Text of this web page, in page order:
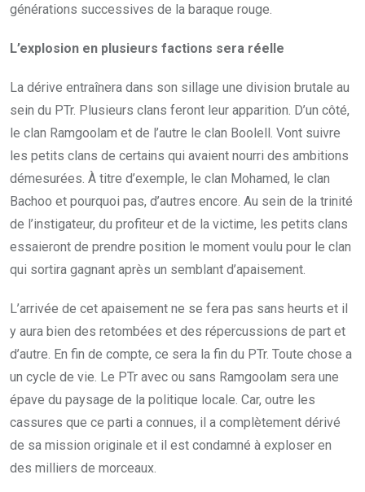
générations successives de la baraque rouge.
L’explosion en plusieurs factions sera réelle
La dérive entraînera dans son sillage une division brutale au
sein du PTr. Plusieurs clans feront leur apparition. D’un côté,
le clan Ramgoolam et de l’autre le clan Boolell. Vont suivre
les petits clans de certains qui avaient nourri des ambitions
démesurées. À titre d’exemple, le clan Mohamed, le clan
Bachoo et pourquoi pas, d’autres encore. Au sein de la trinité
de l’instigateur, du profiteur et de la victime, les petits clans
essaieront de prendre position le moment voulu pour le clan
qui sortira gagnant après un semblant d’apaisement.
L’arrivée de cet apaisement ne se fera pas sans heurts et il
y aura bien des retombées et des répercussions de part et
d’autre. En fin de compte, ce sera la fin du PTr. Toute chose a
un cycle de vie. Le PTr avec ou sans Ramgoolam sera une
épave du paysage de la politique locale. Car, outre les
cassures que ce parti a connues, il a complètement dérivé
de sa mission originale et il est condamné à exploser en
des milliers de morceaux.